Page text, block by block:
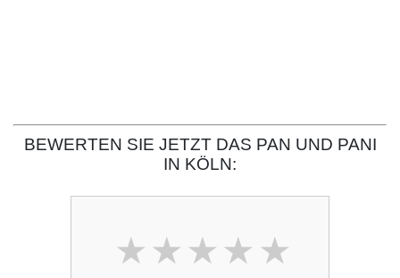
BEWERTEN SIE JETZT DAS PAN UND PANI
IN KÖLN: